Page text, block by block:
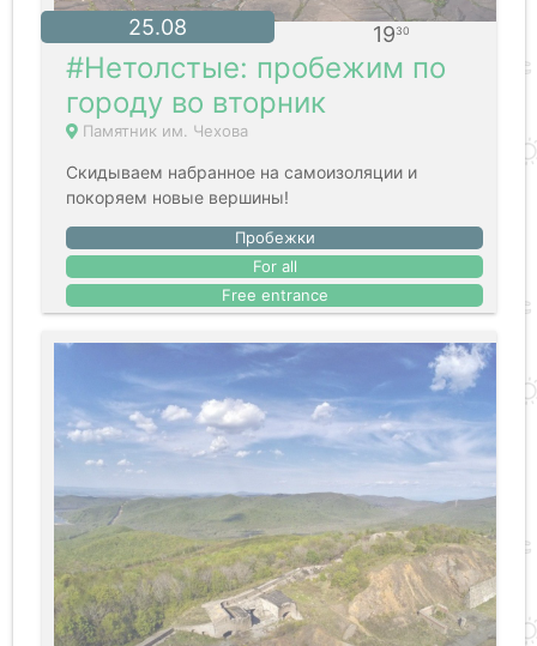
25.08 1930
#Нетолстые: пробежим по
городу во вторник
Памятник им. Чехова
Скидываем набранное на самоизоляции и
покоряем новые вершины!
Пробежки
For all
Free entrance